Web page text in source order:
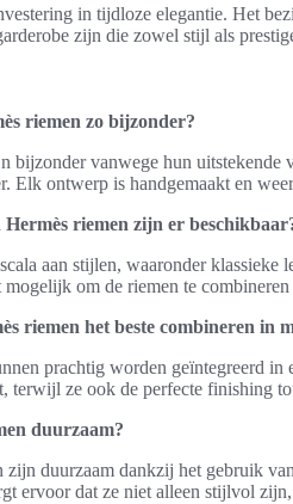
in tijdloze elegantie. Het
zijn die zowel stijl als
riemen zo bijzonder?
bijzonder vanwege hun uitstekende
Elk ontwerp is handgemaakt en
riemen zijn er
aan stijlen, waaronder
mogelijk om de riemen te
riemen het beste combineren in
prachtig worden geïntegreerd
terwijl ze ook de perfecte finishing
duurzaam?
zijn duurzaam dankzij het gebruik
ervoor dat ze niet alleen stijlvol zijn,